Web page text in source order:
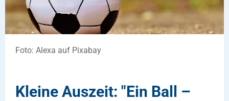
Foto: Alexa auf Pixabay
Kleine Auszeit: "Ein Ball –